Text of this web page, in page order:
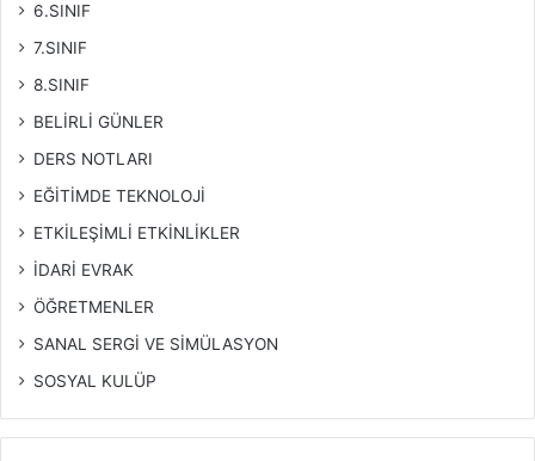
6.SINIF
7.SINIF
8.SINIF
BELİRLİ GÜNLER
DERS NOTLARI
EĞİTİMDE TEKNOLOJİ
ETKİLEŞİMLİ ETKİNLİKLER
İDARİ EVRAK
ÖĞRETMENLER
SANAL SERGİ VE SİMÜLASYON
SOSYAL KULÜP